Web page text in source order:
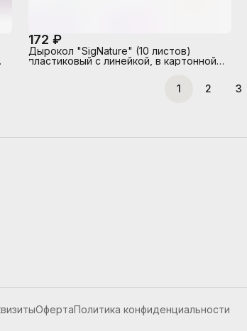
172 ₽
Дырокол "SigNature" (10 листов)
пластиковый с линейкой, в картонной
1 2 3
ОфертаПолитика конфиденциальности